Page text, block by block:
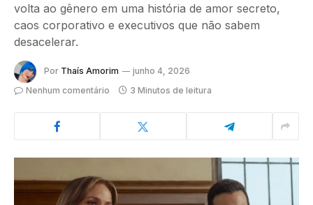
volta ao gênero em uma história de amor secreto,
caos corporativo e executivos que não sabem
desacelerar.
Por Thaís Amorim
junho 4, 2026
Nenhum comentário
3 Minutos de leitura